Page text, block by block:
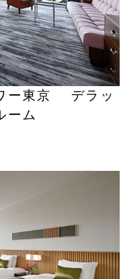
ー東京 デラッ
ーム